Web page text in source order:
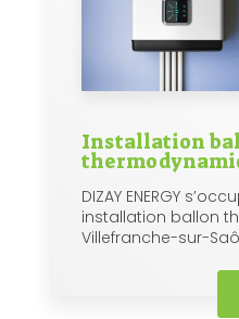
Installation
DIZAY ENERGY
installation ballon
Villefranche-sur-